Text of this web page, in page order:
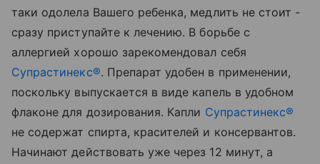
таки одолела Вашего ребенка, медлить не стоит -
сразу приступайте к лечению. В борьбе с
аллергией хорошо зарекомендовал себя
Супрастинекс®. Препарат удобен в применении,
поскольку выпускается в виде капель в удобном
флаконе для дозирования. Капли Супрастинекс®
не содержат спирта, красителей и консервантов.
Начинают действовать уже через 12 минут, а